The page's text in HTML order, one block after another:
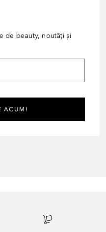
de beauty, noutăți și
ACUM!